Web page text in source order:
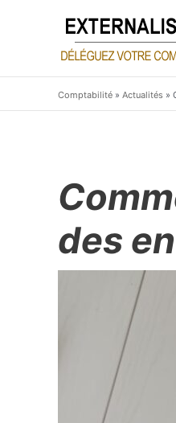
Comptabilité » Actualités »
des